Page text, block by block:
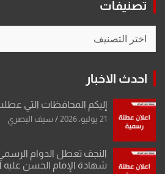
تصنيفات
احدث الاخبار
إليكم المحافظات التي
21 يوليو، 2026 سيف البصري
النجف تعطل الدوام الرسمي
شهادة الإمام الحسن عليه